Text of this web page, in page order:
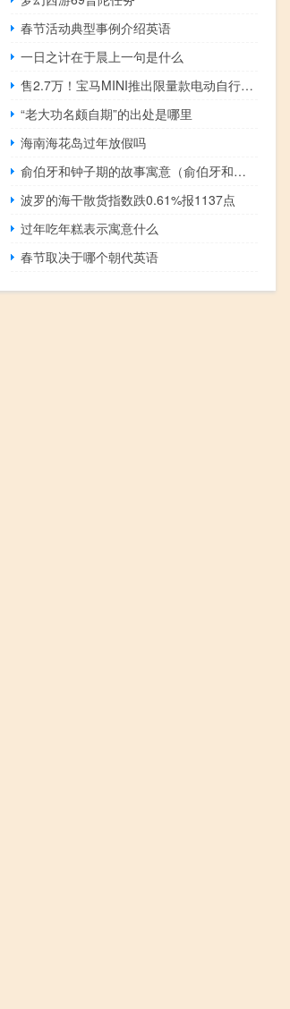
春节活动典型事例介绍英语
一日之计在于晨上一句是什么
售2.7万！宝马MINI推出限量款电动自行车：自带中控屏
“老大功名颇自期”的出处是哪里
海南海花岛过年放假吗
俞伯牙和钟子期的故事寓意（俞伯牙和钟子期的故事）
波罗的海干散货指数跌0.61%报1137点
过年吃年糕表示寓意什么
春节取决于哪个朝代英语